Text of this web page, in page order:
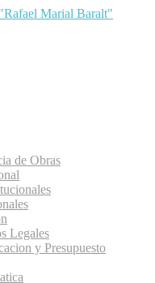
de Obras
Legales
y Presupuesto